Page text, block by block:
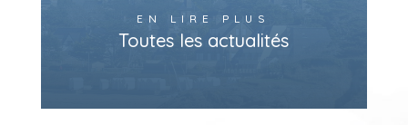
EN LIRE PLUS
Toutes les actualités